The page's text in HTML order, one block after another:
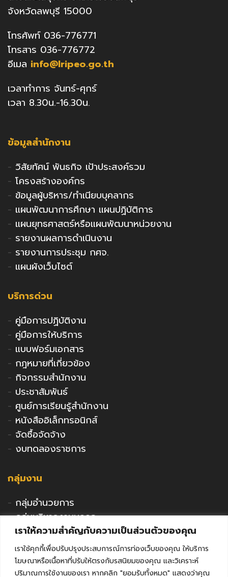
เราให้ความสำคัญกับความเป็นส่วนตัวของคุณ
เราใช้คุกกี้เพื่อปรับปรุงประสบการณ์การท่องเว็บของคุณ ให้บริการ
โฆษณาหรือเนื้อหาที่ปรับให้ตรงกับรสนิยมของคุณ และวิเคราะห์
ปริมาณการใช้งานของเรา หากคลิก "ยอมรับทั้งหมด" แสดงว่าคุณ
จังหวัดลพบุรี 15000
โทรศัพท์ 036-776771
โทรสาร 036-776772
อีเมล info@lripeo.go.th
เวลาทำการ จันทร์-ศุกร์
เวลา 8.30น.-16.30น.
ข้อมูลสำนักงาน
- วิสัยทัศน์ พันธกิจ เป้าประสงค์รวม
- โครงสร้างองค์กร
- ข้อมูลผู้บริหาร/ทำเนียบบุคลากร
- แผนพัฒนาการศึกษา แผนปฏิบัติการ
- แผนยุทธศาสตร์หรือแผนพัฒนาหน่วยงาน
- รายงานผลการดำเนินงาน
- รายงานการประชุม กศจ.
- แผนผังเว็บไซต์
บริการด่วน
- คู่มือการปฏิบัติงาน
- คู่มือการให้บริการ
- แบบฟอร์มเอกสาร
- กฎหมายที่เกี่ยวข้อง
- กิจกรรมสำนักงาน
- ประชาสัมพันธ์
- ศูนย์การเรียนรู้สำนักงาน
- หนังสืออิเล็กทรอนิกส์
- จัดซื้อจัดจ้าง
- งบทดลองราชการ
กลุ่มงาน
- กลุ่มอำนวยการ
-กลุ่มบริหารงานบุคคล
กลุ่มนโยบายและแผน
-กลุ่มนิเทศติดตามและประเมินผล
-กลุ่มพัฒนาการศึกษา
-กลุ่มส่งเสริมการศึกษาเอกชน